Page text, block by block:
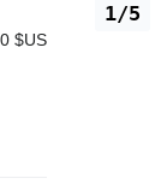
1/5
$US